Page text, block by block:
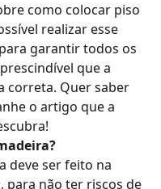
como colocar piso
realizar esse
garantir todos os
que a
correta. Quer saber
o artigo que a
deve ser feito na
para não ter riscos de